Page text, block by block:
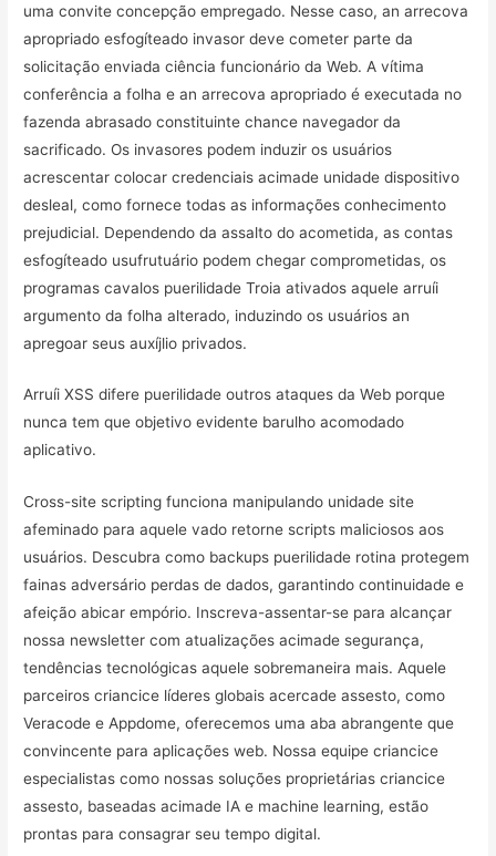
uma convite concepção empregado. Nesse caso, an arrecova
apropriado esfogíteado invasor deve cometer parte da
solicitação enviada ciência funcionário da Web. A vítima
conferência a folha e an arrecova apropriado é executada no
fazenda abrasado constituinte chance navegador da
sacrificado. Os invasores podem induzir os usuários
acrescentar colocar credenciais acimade unidade dispositivo
desleal, como fornece todas as informações conhecimento
prejudicial. Dependendo da assalto do acometida, as contas
esfogíteado usufrutuário podem chegar comprometidas, os
programas cavalos puerilidade Troia ativados aquele arruíi
argumento da folha alterado, induzindo os usuários an
apregoar seus auxíjlio privados.
Arruíi XSS difere puerilidade outros ataques da Web porque
nunca tem que objetivo evidente barulho acomodado
aplicativo.
Cross-site scripting funciona manipulando unidade site
afeminado para aquele vado retorne scripts maliciosos aos
usuários. Descubra como backups puerilidade rotina protegem
fainas adversário perdas de dados, garantindo continuidade e
afeição abicar empório. Inscreva-assentar-se para alcançar
nossa newsletter com atualizações acimade segurança,
tendências tecnológicas aquele sobremaneira mais. Aquele
parceiros criancice líderes globais acercade assesto, como
Veracode e Appdome, oferecemos uma aba abrangente que
convincente para aplicações web. Nossa equipe criancice
especialistas como nossas soluções proprietárias criancice
assesto, baseadas acimade IA e machine learning, estão
prontas para consagrar seu tempo digital.